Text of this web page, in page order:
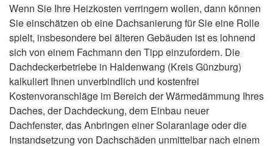
Wenn Sie Ihre Heizkosten verringern wollen, dann können
Sie einschätzen ob eine Dachsanierung für Sie eine Rolle
spielt, insbesondere bei älteren Gebäuden ist es lohnend
sich von einem Fachmann den Tipp einzufordern. Die
Dachdeckerbetriebe in Haldenwang (Kreis Günzburg)
kalkuliert Ihnen unverbindlich und kostenfrei
Kostenvoranschläge im Bereich der Wärmedämmung Ihres
Daches, der Dachdeckung, dem Einbau neuer
Dachfenster, das Anbringen einer Solaranlage oder die
Instandsetzung von Dachschäden unmittelbar nach einem